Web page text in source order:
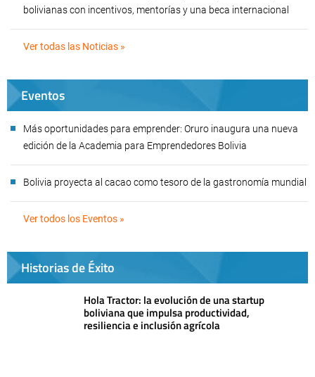
bolivianas con incentivos, mentorías y una beca internacional
Ver todas las Noticias »
Eventos
Más oportunidades para emprender: Oruro inaugura una nueva
edición de la Academia para Emprendedores Bolivia
Bolivia proyecta al cacao como tesoro de la gastronomía mundial
Ver todos los Eventos »
Historias de Éxito
Hola Tractor: la evolución de una startup
boliviana que impulsa productividad,
resiliencia e inclusión agrícola